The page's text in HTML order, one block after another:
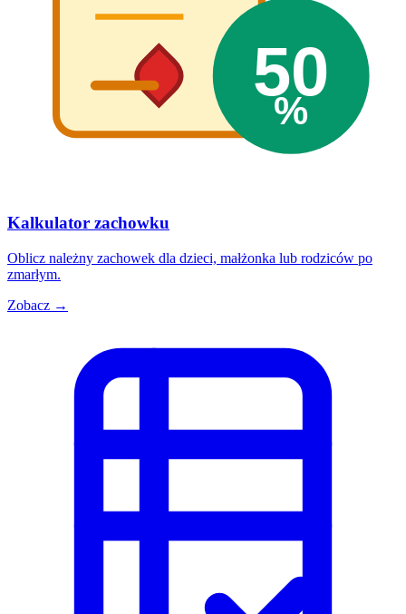
50
%
Kalkulator zachowku
Oblicz należny zachowek dla dzieci, małżonka lub rodziców po
zmarłym.
Zobacz →